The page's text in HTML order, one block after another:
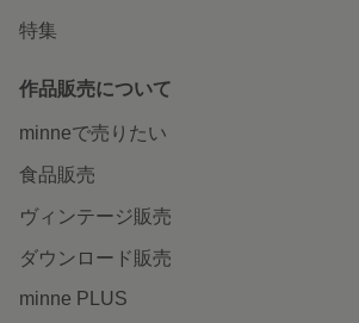
特集
作品販売について
minneで売りたい
食品販売
ヴィンテージ販売
ダウンロード販売
minne PLUS